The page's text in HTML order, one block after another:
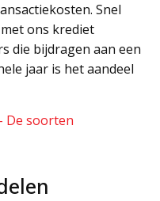
Snel
ons krediet
die bijdragen aan een
jaar is het aandeel
De soorten